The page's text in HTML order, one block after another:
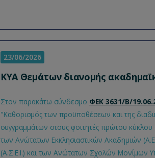
23/06/2026
ΚΥΑ Θεμάτων διανομής
Στον παρακάτω σύνδεσμο ΦΕΚ 3631/Β/
"Καθορισμός των προϋποθέσεων και της
συγγραμμάτων στους φοιτητές πρώτου
των Ανώτατων Εκκλησιαστικών Ακαδημιών
(Α.Σ.Ε.Ι.) και των Ανώτατων Σχολών Μονίμων